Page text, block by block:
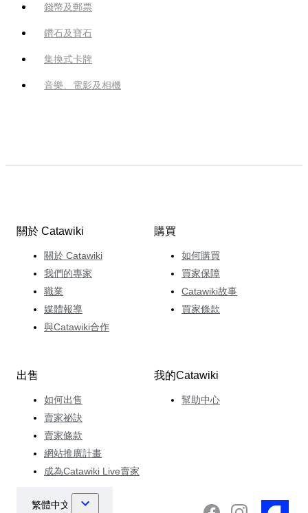
錢幣及郵票
鑽石及寶石
集換式卡牌
音樂、電影及相機
關於 Catawiki
關於 Catawiki
我們的專家
職業
媒體報導
與Catawiki合作
購買
如何購買
買家保障
Catawiki故事
買家條款
出售
如何出售
賣家祕訣
賣家條款
網站推廣計畫
成為Catawiki Live賣家
我的Catawiki
幫助中心